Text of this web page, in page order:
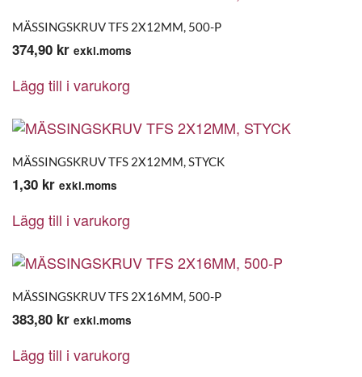
MÄSSINGSKRUV TFS 2X12MM, 500-P
374,90 kr exkl.moms
Lägg till i varukorg
MÄSSINGSKRUV TFS 2X12MM, STYCK
1,30 kr exkl.moms
Lägg till i varukorg
MÄSSINGSKRUV TFS 2X16MM, 500-P
383,80 kr exkl.moms
Lägg till i varukorg